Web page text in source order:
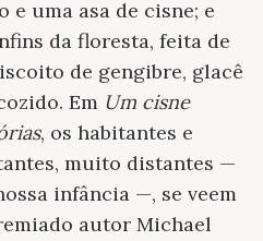
e uma asa de cisne; e
da floresta, feita de
de gengibre, glacê
Em Um cisne
, os habitantes e
muito distantes —
infância —, se veem
autor Michael